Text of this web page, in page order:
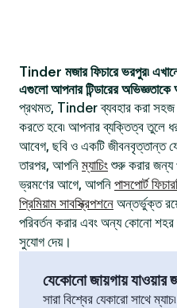
Tinder মজার ফিচারে ভরপুর৷
এগুলো আপনার টিন্ডারের
প্রথমত, Tinder ব্যবহার করা
করতে হবে৷ আপনার ব্যক্তিত্ব
আবেগ, ছবি ও একটি জীবনবৃত্তান্ত
তারপর, আপনিম্যাচিং শুরু করার
ভ্রমণের আগে, আপনি পাসপোর্ট
প্রিমিয়াম সাবস্ক্রিপশনে অন্তর্ভুক্ত
পরিবর্তন করার এবং অন্য কোনো শহর
সুযোগ দেয়।
যেকোনো জায়গায় যাওয়ার
সারা বিশ্বের যেকারো সাথে